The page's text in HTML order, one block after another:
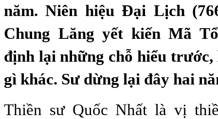
năm. Niên hiệu Đại Lịch
Chung Lăng yết kiến Mã
định lại những chỗ hiểu trước,
gì khác. Sư dừng lại đây hai
Thiền sư Quốc Nhất là vị